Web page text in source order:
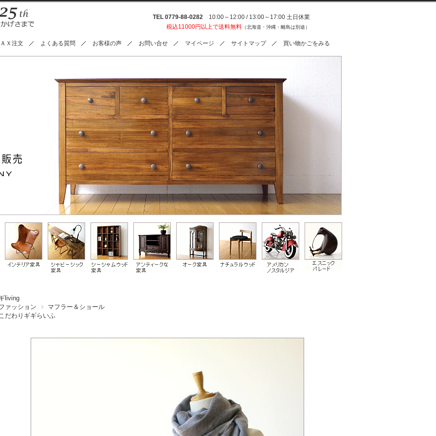
TEL 0779-88-0282 10:00～12:00 / 13:00～17:00 土日休業
税込11000円以上で送料無料 （北海道・沖縄・離島は別途）
Ｘ注文 よくある質問 お客様の声 お問い合せ マイページ サイトマップ 買い物かごをみる
living
ァッション
マフラー＆ショール
だわりギギらいふ